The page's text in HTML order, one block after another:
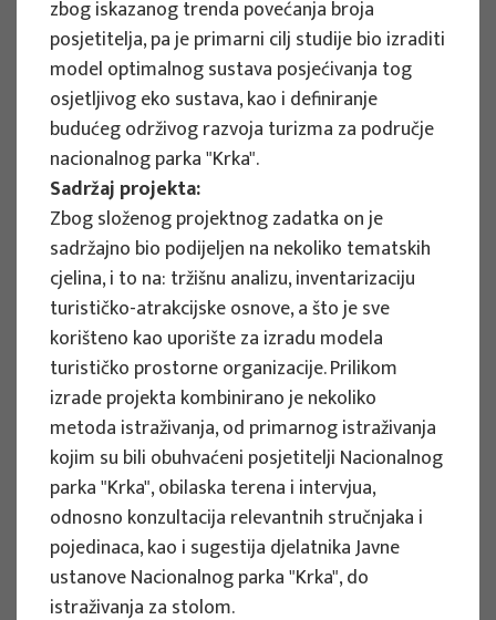
PHOTO:ILUSTRATIVNA FOTOGRAFIJA
Projects
All
Search
RESEARCH PROJECTS
Strategic Guidelines for Tourism
Development in the City of Osijek
Project manager
Snježana Boranić Živoder
Client : Turistička zajednica grada Osijeka
zbog iskazanog trenda povećanja broja
posjetitelja, pa je primarni cilj studije bio izraditi
model optimalnog sustava posjećivanja tog
osjetljivog eko sustava, kao i definiranje
budućeg održivog razvoja turizma za područje
nacionalnog parka "Krka".
Sadržaj projekta:
Zbog složenog projektnog zadatka on je
sadržajno bio podijeljen na nekoliko tematskih
cjelina, i to na: tržišnu analizu, inventarizaciju
turističko-atrakcijske osnove, a što je sve
korišteno kao uporište za izradu modela
turističko prostorne organizacije. Prilikom
izrade projekta kombinirano je nekoliko
metoda istraživanja, od primarnog istraživanja
kojim su bili obuhvaćeni posjetitelji Nacionalnog
parka "Krka", obilaska terena i intervjua,
odnosno konzultacija relevantnih stručnjaka i
pojedinaca, kao i sugestija djelatnika Javne
ustanove Nacionalnog parka "Krka", do
istraživanja za stolom.